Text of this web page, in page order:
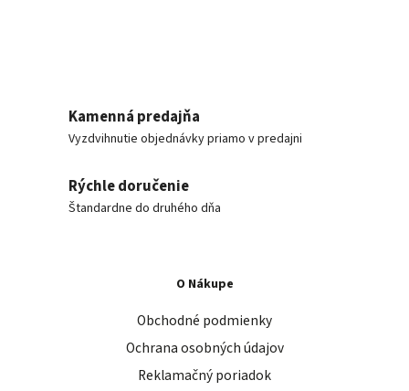
Kamenná predajňa
Vyzdvihnutie objednávky priamo v predajni
Rýchle doručenie
Štandardne do druhého dňa
O Nákupe
Obchodné podmienky
Ochrana osobných údajov
Reklamačný poriadok